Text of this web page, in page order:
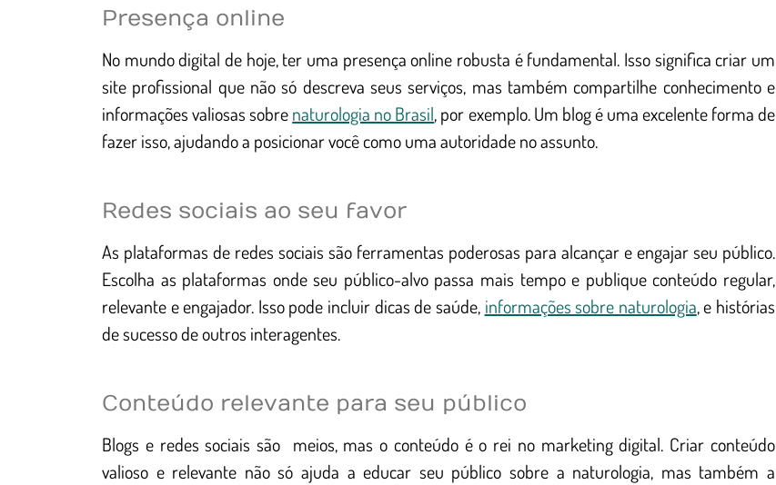
Presença online
No mundo digital de hoje, ter uma presença online robusta é fundamental. Isso significa criar um
site profissional que não só descreva seus serviços, mas também compartilhe conhecimento e
informações valiosas sobrenaturologia no Brasil, por exemplo. Um blog é uma excelente forma de
fazer isso, ajudando a posicionar você como uma autoridade no assunto.
Redes sociais ao seu favor
As plataformas de redes sociais são ferramentas poderosas para alcançar e engajar seu público.
Escolha as plataformas onde seu público-alvo passa mais tempo e publique conteúdo regular,
relevante e engajador. Isso pode incluir dicas de saúde, informações sobre naturologia, e histórias
de sucesso de outros interagentes.
Conteúdo relevante para seu público
Blogs e redes sociais são meios, mas o conteúdo é o rei no marketing digital. Criar conteúdo
valioso e relevante não só ajuda a educar seu público sobre a naturologia, mas também a